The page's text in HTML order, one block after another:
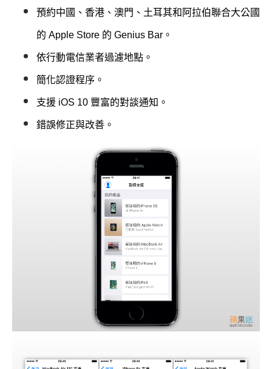
預約中國、香港、澳門、土耳其和阿拉伯聯合大公國
的 Apple Store 的 Genius Bar。
依行動電信業者過濾地點。
簡化認證程序。
支援 iOS 10 豐富的對談通知。
錯誤修正與改善。